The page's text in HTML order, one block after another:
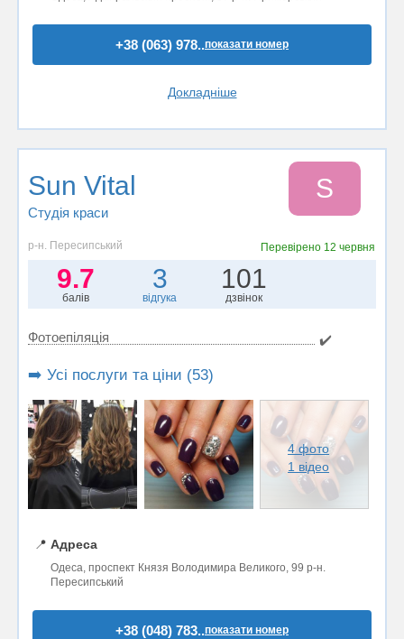
+38 (063) 978..показати номер
Докладніше
Sun Vital
Студія краси
S
р-н. Пересипський Перевірено 12 червня
9.7
балів
3
відгука
101
дзвінок
Фотоепіляція ✔️
➡️ Усі послуги та ціни (53)
4 фото
1 відео
📍 Адреса
Одеса, проспект Князя Володимира Великого, 99 р-н.
Пересипський
+38 (048) 783..показати номер